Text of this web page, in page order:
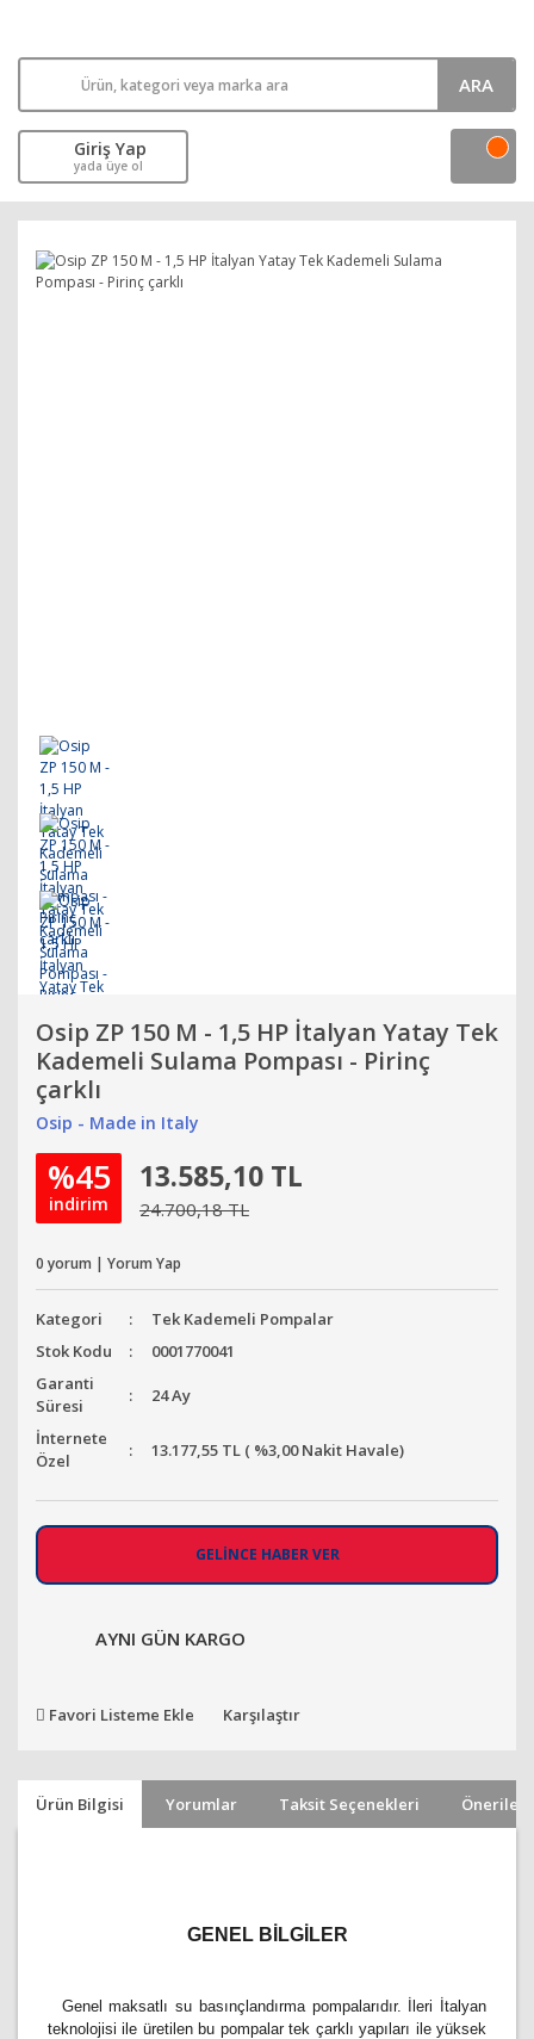
ARA
Giriş Yap
yada üye ol
Osip ZP 150 M - 1,5 HP İtalyan Yatay Tek
Kademeli Sulama Pompası - Pirinç
çarklı
Osip - Made in Italy
%45
indirim
13.585,10 TL
24.700,18 TL
0 yorum | Yorum Yap
Kategori
Tek Kademeli Pompalar
Stok Kodu
0001770041
Garanti
Süresi
24 Ay
İnternete
Özel
13.177,55 TL ( %3,00 Nakit Havale)
GELİNCE HABER VER
AYNI GÜN KARGO
Favori Listeme Ekle Karşılaştır
Ürün Bilgisi Yorumlar Taksit Seçenekleri
GENEL BİLGİLER
Genel maksatlı su basınçlandırma pompalarıdır. İleri İtalyan
teknolojisi ile üretilen bu pompalar tek çarklı yapıları ile yüksek